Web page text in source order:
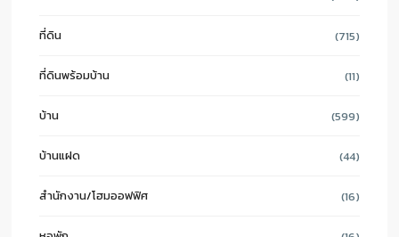
ที่ดิน (715)
ที่ดินพร้อมบ้าน (11)
บ้าน (599)
บ้านแฝด (44)
สำนักงาน/โฮมออฟฟิศ (16)